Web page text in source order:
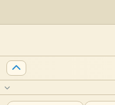
mp3
16/06/2026 20:31